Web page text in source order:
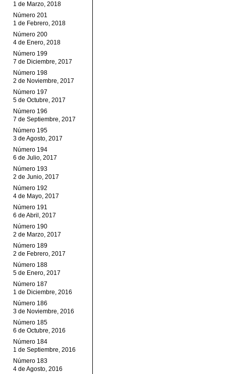
1 de Marzo, 2018
Número 201
1 de Febrero, 2018
Número 200
4 de Enero, 2018
Número 199
7 de Diciembre, 2017
Número 198
2 de Noviembre, 2017
Número 197
5 de Octubre, 2017
Número 196
7 de Septiembre, 2017
Número 195
3 de Agosto, 2017
Número 194
6 de Julio, 2017
Número 193
2 de Junio, 2017
Número 192
4 de Mayo, 2017
Número 191
6 de Abril, 2017
Número 190
2 de Marzo, 2017
Número 189
2 de Febrero, 2017
Número 188
5 de Enero, 2017
Número 187
1 de Diciembre, 2016
Número 186
3 de Noviembre, 2016
Número 185
6 de Octubre, 2016
Número 184
1 de Septiembre, 2016
Número 183
4 de Agosto, 2016